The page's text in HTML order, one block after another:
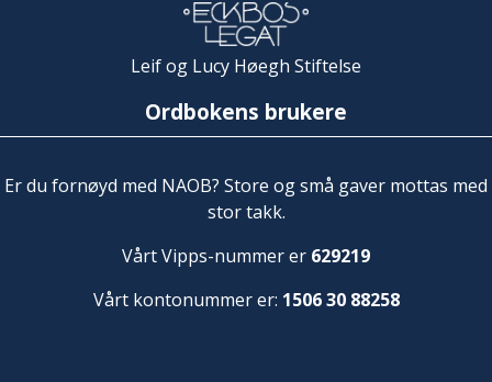
Leif og Lucy Høegh Stiftelse
Ordbokens brukere
Er du fornøyd med NAOB? Store og små gaver mottas med
stor takk.
Vårt Vipps-nummer er 629219
Vårt kontonummer er: 1506 30 88258